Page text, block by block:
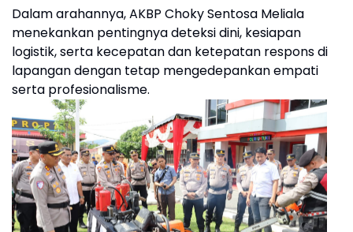
Dalam arahannya, AKBP Choky Sentosa Meliala
menekankan pentingnya deteksi dini, kesiapan
logistik, serta kecepatan dan ketepatan respons di
lapangan dengan tetap mengedepankan empati
serta profesionalisme.